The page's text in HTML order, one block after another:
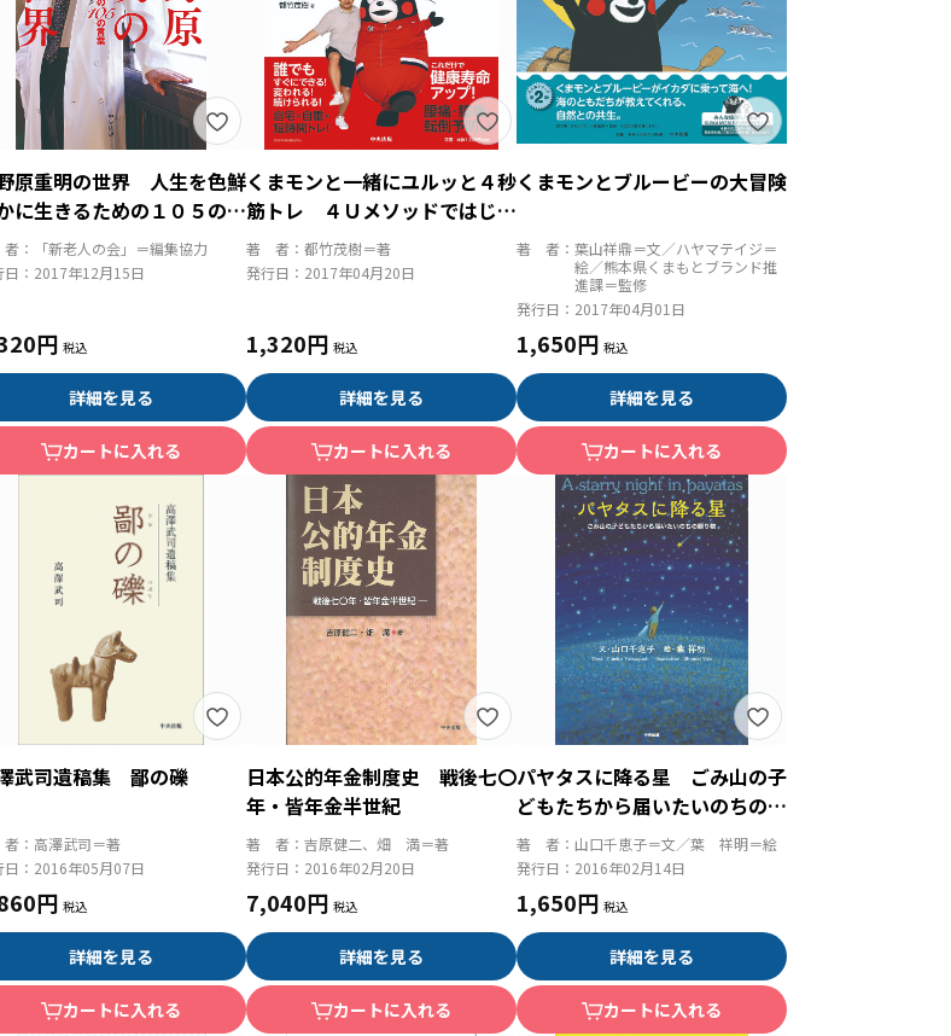
原重明の世界 人生を色鮮
に生きるための１０５の言
：
「新老人の会」＝編集協力
： 2017年12月15日
円
詳細を見る
カートに入れる
くまモンと一緒にユルッと４秒
筋トレ ４Ｕメソッドではじめ
るアンチエイジング
著 者： 都竹茂樹＝著
発行日： 2017年04月20日
1,320円
詳細を見る
カートに入れる
くまモンとブルービーの大冒険
著 者： 葉山祥鼎＝文／ハヤマテイジ＝
絵／熊本県くまもとブランド推
進課＝監修
発行日： 2017年04月01日
1,650円
詳細を見る
カートに入れる
武司遺稿集 鄙の礫
： 高澤武司＝著
： 2016年05月07日
円
詳細を見る
カートに入れる
日本公的年金制度史 戦後七〇
年・皆年金半世紀
著 者： 吉原健二、畑 満＝著
発行日： 2016年02月20日
7,040円
詳細を見る
カートに入れる
パヤタスに降る星 ごみ山の子
どもたちから届いたいのちの贈
り物
著 者： 山口千恵子＝文／葉 祥明＝絵
発行日： 2016年02月14日
1,650円
詳細を見る
カートに入れる